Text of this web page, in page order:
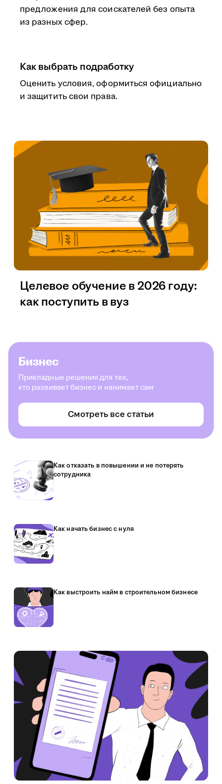
предложения для соискателей без опыта
из разных сфер.
Как выбрать подработку
Оценить условия, оформиться официально
и защитить свои права.
Целевое обучение в 2026 году:
как поступить в вуз
Бизнес
Прикладные решения для тех,
кто развивает бизнес и нанимает сам
Смотреть все статьи
Как отказать в повышении и не потерять
сотрудника
Как начать бизнес с нуля
Как выстроить найм в строительном бизнесе